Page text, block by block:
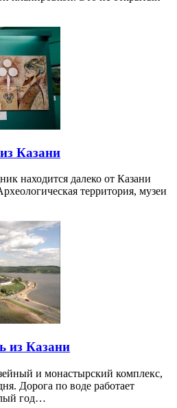
Казани
находится далеко от Казани
территория, музеи
из Казани
и монастырский комплекс,
Дорога по воде работает
год…